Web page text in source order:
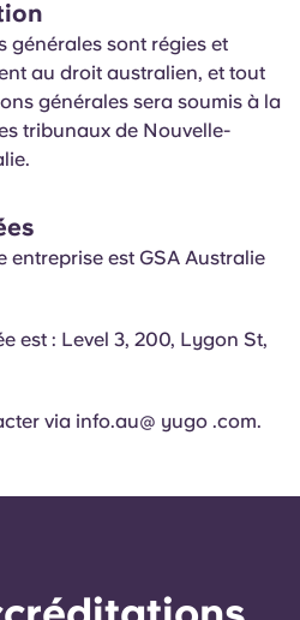
générales sont régies et
au droit australien, et tout
générales sera soumis à la
tribunaux de Nouvelle-
entreprise est GSA Australie
est : Level 3, 200, Lygon St,
via info.au@ yugo .com.